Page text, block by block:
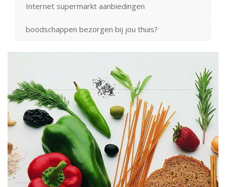
Internet supermarkt aanbiedingen
boodschappen bezorgen bij jou thuis?